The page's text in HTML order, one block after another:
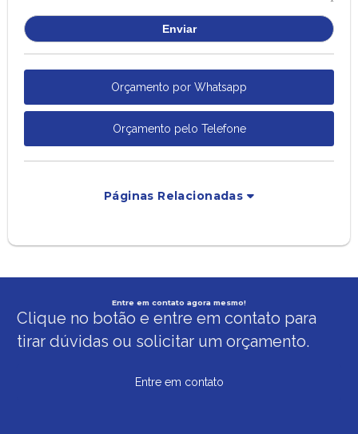
Orçamento por Whatsapp
Orçamento pelo Telefone
Páginas Relacionadas
Entre em contato agora mesmo!
Clique no botão e entre em contato para
tirar dúvidas ou solicitar um orçamento.
Entre em contato